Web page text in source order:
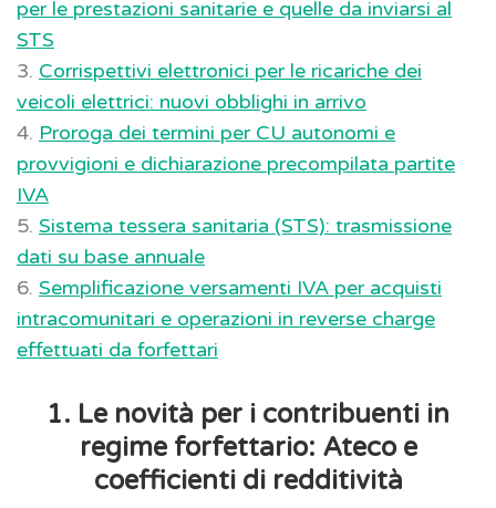
per le prestazioni sanitarie e quelle da inviarsi al
STS
3. Corrispettivi elettronici per le ricariche dei
veicoli elettrici: nuovi obblighi in arrivo
4. Proroga dei termini per CU autonomi e
provvigioni e dichiarazione precompilata partite
IVA
5. Sistema tessera sanitaria (STS): trasmissione
dati su base annuale
6. Semplificazione versamenti IVA per acquisti
intracomunitari e operazioni in reverse charge
effettuati da forfettari
1. Le novità per i contribuenti in
regime forfettario: Ateco e
coefficienti di redditività